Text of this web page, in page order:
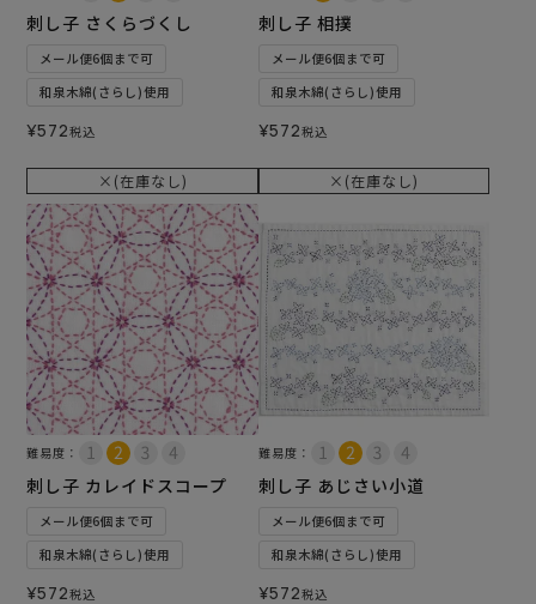
刺し子 さくらづくし
メール便6個まで可
和泉木綿(さらし)使用
¥572税込
×(在庫なし)
刺し子 相撲
メール便6個まで可
和泉木綿(さらし)使用
¥572税込
×(在庫なし)
難易度：
刺し子 カレイドスコープ
メール便6個まで可
和泉木綿(さらし)使用
¥572税込
難易度：
刺し子 あじさい小道
メール便6個まで可
和泉木綿(さらし)使用
¥572税込